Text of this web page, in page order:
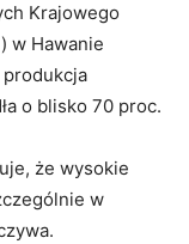
Krajowego
w Hawanie
o blisko 70 proc.
że wysokie
w